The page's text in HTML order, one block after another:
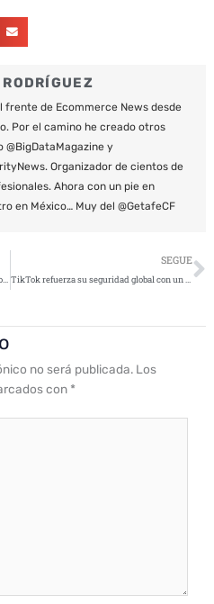
frente de Ecommerce News desde
Por el camino he creado otros
@BigDataMagazine y
Organizador de cientos de
Ahora con un pie en
en México… Muy del @GetafeCF
El programa Academia Hacker de INCIBE pone en marcha su 2ª Edición
SEGUE
TikTok refuerza su seguridad global con un nuevo Centro de Fusión en Irlanda
no será publicada. Los
con *